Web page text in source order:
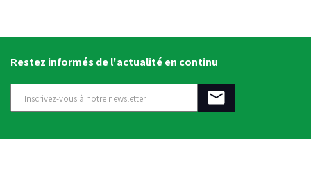
Restez informés de l'actualité en continu